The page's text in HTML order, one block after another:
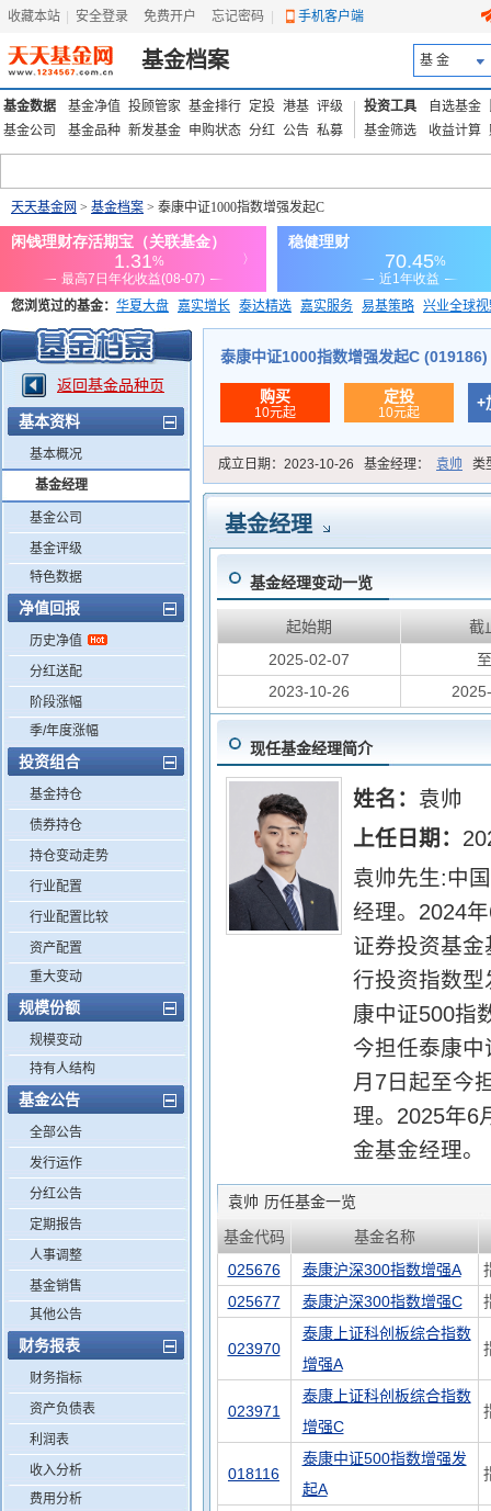
收藏本站 安全登录 免费开户 忘记密码 手机客户端
基金档案 基 金
基金数据 基金净值 投顾管家 基金排行 定投 港基 评级
基金公司
基金品种 新发基金 申购状态 分红 公告 私募
投资工具 自选基金
基金筛选
收益计算
天天基金网 > 基金档案 > 泰康中证1000指数增强发起C
您浏览过的基金： 华夏大盘 嘉实增长 泰达精选 嘉实服务 易基策略 兴业全球
添富优势 华安宏利 上证180价值ETF
返回基金品种页
基本资料
基本概况
基金经理
基金公司
基金评级
特色数据
净值回报
历史净值
分红送配
阶段涨幅
季/年度涨幅
投资组合
基金持仓
债券持仓
持仓变动走势
行业配置
行业配置比较
资产配置
重大变动
规模份额
规模变动
持有人结构
基金公告
全部公告
发行运作
分红公告
定期报告
人事调整
基金销售
其他公告
财务报表
财务指标
资产负债表
利润表
收入分析
费用分析
泰康中证1000指数增强发起C (019186)
购买
10元起
定投
10元起
+
成立日期： 2023-10-26 基金经理： 袁帅 类
基金经理
基金经理变动一览
起始期
截
2025-02-07
2023-10-26
现任基金经理简介
姓名： 袁帅
上任日期：
袁帅先生:中
经理。2024
证券投资基
行投资指数
康中证500指
今担任泰康
月7日起至今
理。2025年6
金基金经理。
袁帅 历任基金一览
基金代码
基金名称
025676
泰康沪深300指数增强A
025677
泰康沪深300指数增强C
023970
泰康上证科创板综合指数
增强A
023971
泰康上证科创板综合指数
增强C
018116
泰康中证500指数增强发
起A